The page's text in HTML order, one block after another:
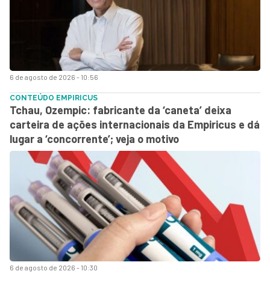
6 de agosto de 2026 - 10:56
6 de agosto de 2026 - 10:30
CONTEÚDO EMPIRICUS
Tchau, Ozempic: fabricante da ‘caneta’ deixa
carteira de ações internacionais da Empiricus e dá
lugar a ‘concorrente’; veja o motivo